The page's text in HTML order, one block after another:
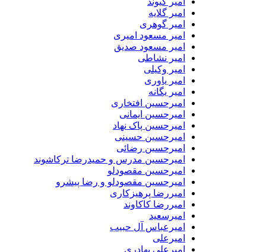
امیر گلایه
امیر گوهری
امیر مسعود امیری
امیر مسعود صدیق
امیر نشاطی
امیر وکیلی
امیر یاوری
امیر یگانه
امیرحسین افتخاری
امیرحسین ایمانی
امیرحسین پاک نهاد
امیرحسین حسینی
امیرحسین رضائی
امیرحسین مدرس و حمیدرضا ترکاشوند
امیرحسین مقصودلو
امیرحسین مقصودلو و رضا پیشرو
امیررضا پرهیزکاری
امیررضا کاکاوند
امیرسعید
امیرعباس آل حبیب
امیرعلی
امیرعلی بهادری